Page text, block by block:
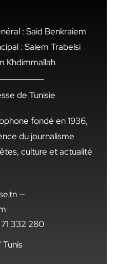
: Said Benkraiem
: Salem Trabelsi
Khdimmallah
de Tunisie
fondé en 1936,
du journalisme
culture et actualité
—
71 332 280
Tunis